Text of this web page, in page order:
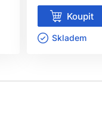
Koupit
Skladem ㅤ